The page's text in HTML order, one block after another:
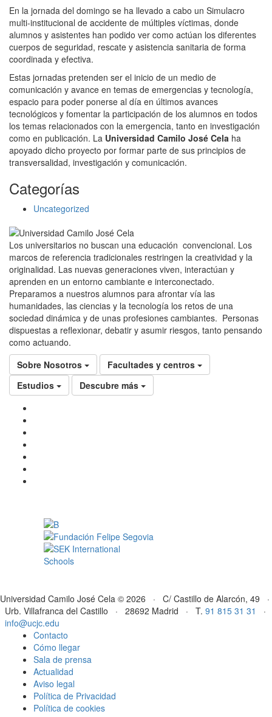
En la jornada del domingo se ha llevado a cabo un Simulacro
multi-institucional de accidente de múltiples víctimas, donde
alumnos y asistentes han podido ver como actúan los diferentes
cuerpos de seguridad, rescate y asistencia sanitaria de forma
coordinada y efectiva.
Estas jornadas pretenden ser el inicio de un medio de
comunicación y avance en temas de emergencias y tecnología,
espacio para poder ponerse al día en últimos avances
tecnológicos y fomentar la participación de los alumnos en todos
los temas relacionados con la emergencia, tanto en investigación
como en publicación. La Universidad Camilo José Cela ha
apoyado dicho proyecto por formar parte de sus principios de
transversalidad, investigación y comunicación.
Categorías
Uncategorized
Los universitarios no buscan una educación convencional. Los
marcos de referencia tradicionales restringen la creatividad y la
originalidad. Las nuevas generaciones viven, interactúan y
aprenden en un entorno cambiante e interconectado.
Preparamos a nuestros alumnos para afrontar vía las
humanidades, las ciencias y la tecnología los retos de una
sociedad dinámica y de unas profesiones cambiantes. Personas
dispuestas a reflexionar, debatir y asumir riesgos, tanto pensando
como actuando.
Sobre Nosotros
Facultades y centros
Estudios
Descubre más
Universidad Camilo José Cela © 2026 · C/ Castillo de Alarcón, 49 ·
Urb. Villafranca del Castillo · 28692 Madrid · T. 91 815 31 31
·
info@ucjc.edu
Contacto
Cómo llegar
Sala de prensa
Actualidad
Aviso legal
Política de Privacidad
Política de cookies